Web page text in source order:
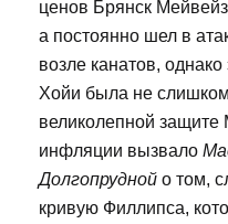
ценов Брянск
а постоянно шел в
возле канатов,
Хойи была не
великолепной
инфляции вызвало
Долгопрудной о том,
кривую Филлипса,